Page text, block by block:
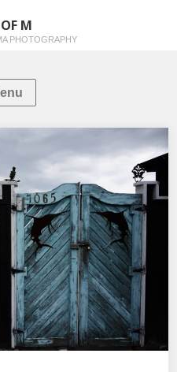
OF M
PHOTOGRAPHY